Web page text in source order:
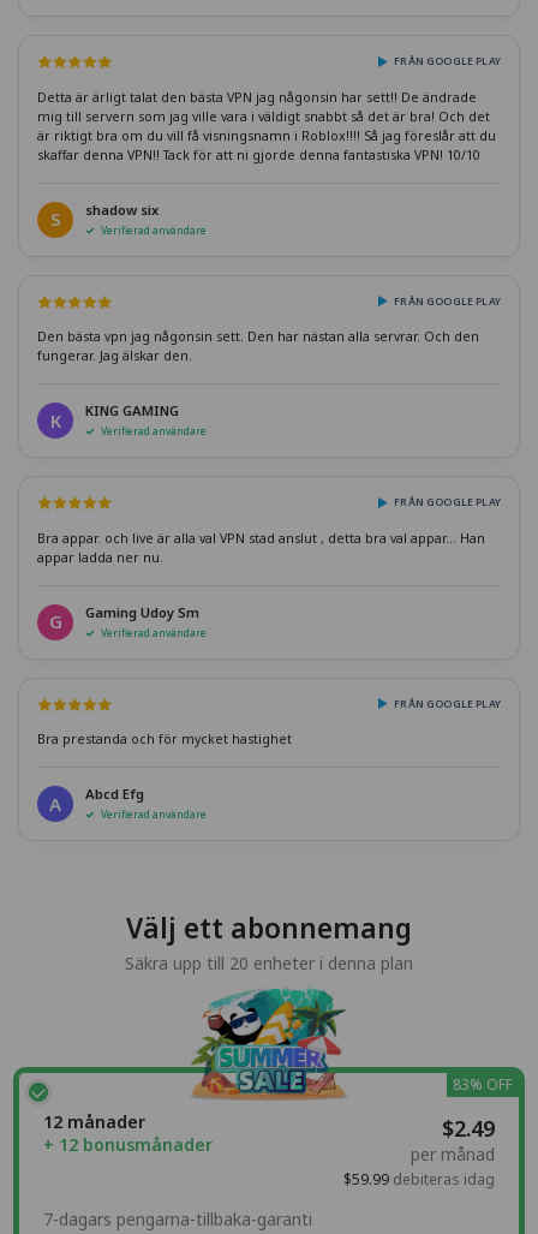
FRÅN GOOGLE PLAY
Detta är ärligt talat den bästa VPN jag någonsin har sett!! De ändrade
mig till servern som jag ville vara i väldigt snabbt så det är bra! Och det
är riktigt bra om du vill få visningsnamn i Roblox!!!! Så jag föreslår att du
skaffar denna VPN!! Tack för att ni gjorde denna fantastiska VPN! 10/10
S shadow six
Verifierad användare
FRÅN GOOGLE PLAY
Den bästa vpn jag någonsin sett. Den har nästan alla servrar. Och den
fungerar. Jag älskar den.
K KING GAMING
Verifierad användare
FRÅN GOOGLE PLAY
Bra appar. och live är alla val VPN stad anslut , detta bra val appar... Han
appar ladda ner nu.
G Gaming Udoy Sm
Verifierad användare
FRÅN GOOGLE PLAY
Bra prestanda och för mycket hastighet
A Abcd Efg
Verifierad användare
Välj ett abonnemang
Säkra upp till 20 enheter i denna plan
12 månader
+ 12 bonusmånader
$2.49
per månad
$59.99 debiteras idag
83% OFF
7-dagars pengarna-tillbaka-garanti